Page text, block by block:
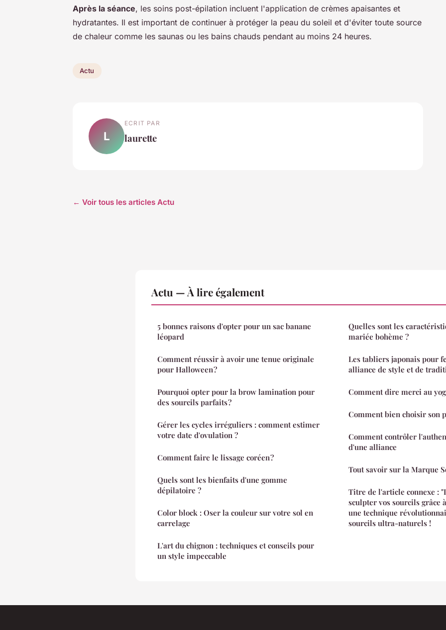
Après la séance, les soins post-épilation incluent l'application de crèmes apaisantes et
hydratantes. Il est important de continuer à protéger la peau du soleil et d'éviter toute source
de chaleur comme les saunas ou les bains chauds pendant au moins 24 heures.
Actu
L
ECRIT PAR
laurette
← Voir tous les articles Actu
Actu — À lire également
5 bonnes raisons d'opter pour un sac banane
léopard
Comment réussir à avoir une tenue originale
pour Halloween ?
Pourquoi opter pour la brow lamination pour
des sourcils parfaits ?
Gérer les cycles irréguliers : comment estimer
votre date d'ovulation ?
Comment faire le lissage coréen ?
Quels sont les bienfaits d'une gomme
dépilatoire ?
Color block : Oser la couleur sur votre sol en
carrelage
L'art du chignon : techniques et conseils pour
un style impeccable
Quelles sont les
mariée bohème ?
Les tabliers japonais pour
alliance de style et de
Comment dire merci au
Comment bien choisir son
Comment contrôler
d'une alliance
Tout savoir sur la Marque
Titre de l'article connexe :
sculpter vos sourcils grâce
une technique
sourcils ultra-naturels !